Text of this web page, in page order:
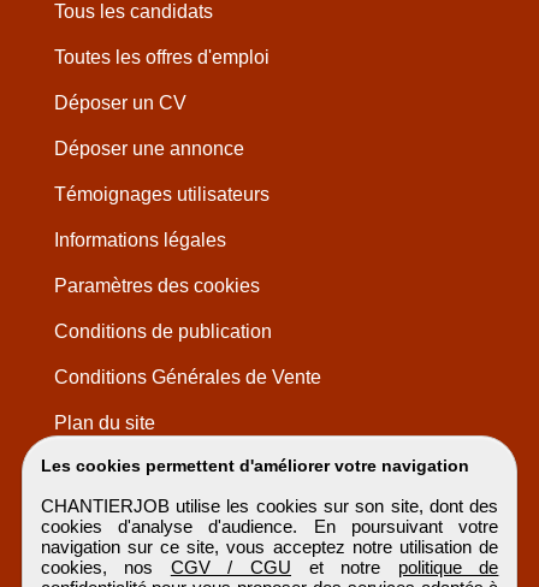
Les cookies permettent d'améliorer votre navigation
CHANTIERJOB utilise les cookies sur son site, dont des
cookies d'analyse d'audience. En poursuivant votre
navigation sur ce site, vous acceptez notre utilisation de
cookies, nos CGV / CGU et notre politique de
Tous les candidats
Toutes les offres d'emploi
Déposer un CV
Déposer une annonce
Témoignages utilisateurs
Informations légales
Paramètres des cookies
Conditions de publication
Conditions Générales de Vente
Plan du site